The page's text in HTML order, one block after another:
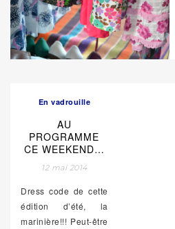
En vadrouille
AU
PROGRAMME
CE WEEKEND…
12 mai 2014
Dress code de cette
édition d’été, la
marinière!!! Peut-être